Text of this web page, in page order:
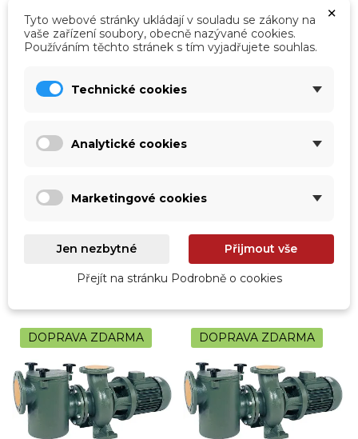
vp-573CF40750
Velkoobjemové čerpadlo pro velké
Čekáme na naskladnění
Zobrazit detail
vp-573CF20550
Velkoobjemové čerpadlo pro velké
59 662,81 Kčbez DPH
Čekáme na naskladnění
Zobrazit detail
DOPRAVA ZDARMA DOPRAVA ZDARMA
×
Tyto webové stránky ukládají v souladu se zákony na
vaše zařízení soubory, obecně nazývané cookies.
Používáním těchto stránek s tím vyjadřujete souhlas.
Technické cookies
Analytické cookies
Marketingové cookies
Jen nezbytné Přijmout vše
Přejít na stránku Podrobně o cookies